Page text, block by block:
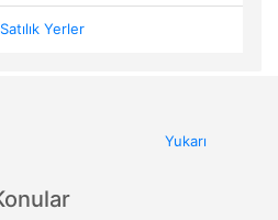
Yerler
Yukarı